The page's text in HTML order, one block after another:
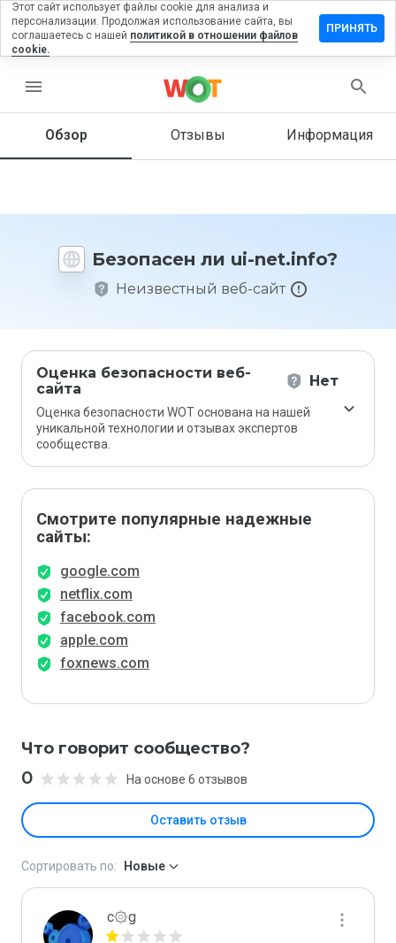
menu
Обзор Отзывы Информация
Безопасен ли ui-net.info?
Неизвестный веб-сайт
Оценка безопасности веб-
сайта
Нет
Оценка безопасности WOT основана на нашей
уникальной технологии и отзывах экспертов
сообщества.
Смотрите популярные надежные
сайты:
google.com
netflix.com
facebook.com
apple.com
foxnews.com
Что говорит сообщество?
0 На основе 6 отзывов
Оставить отзыв
на
оценили
сайт от
Сортировать по: Новые
c۞g
Этот сайт использует файлы cookie для анализа и
персонализации. Продолжая использование сайта, вы
соглашаетесь с нашей политикой в отношении файлов
cookie.
ПРИНЯТЬ